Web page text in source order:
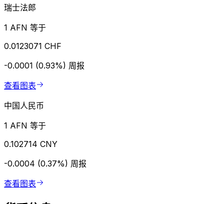
瑞士法郎
1 AFN 等于
0.0123071 CHF
-0.0001 (0.93%) 周报
查看图表
中国人民币
1 AFN 等于
0.102714 CNY
-0.0004 (0.37%) 周报
查看图表